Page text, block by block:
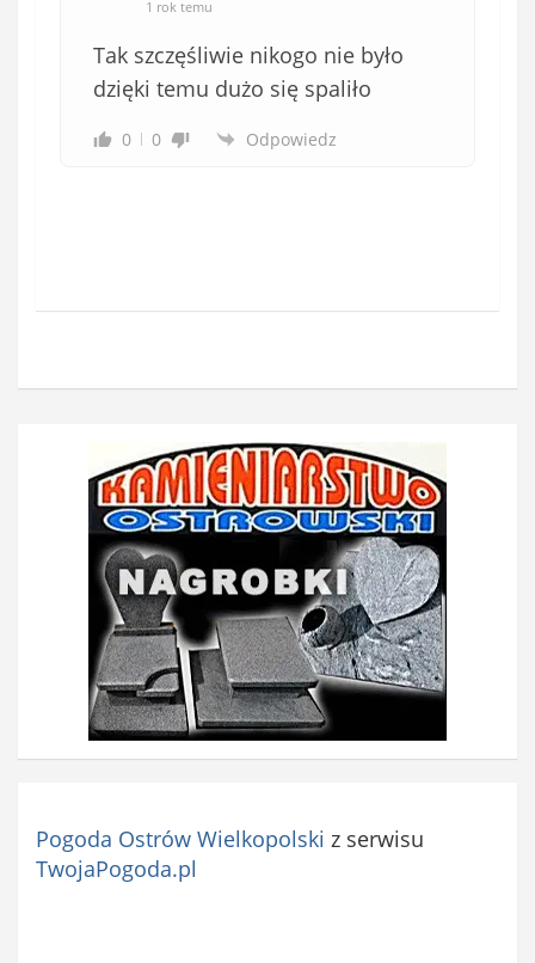
1 rok temu
Tak szczęśliwie nikogo nie było
dzięki temu dużo się spaliło
0 0 Odpowiedz
Pogoda Ostrów Wielkopolski z serwisu
TwojaPogoda.pl